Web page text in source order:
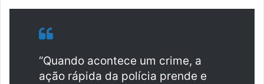
“Quando acontece um crime, a
ação rápida da polícia prende e